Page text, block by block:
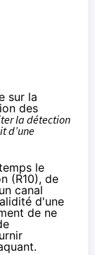
sur la
des
la détection
d’une
le
(R10), de
canal
d'une
de ne